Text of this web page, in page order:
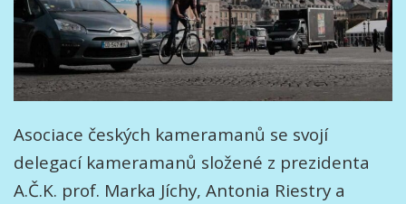
Asociace českých kameramanů se svojí
delegací kameramanů složené z prezidenta
A.Č.K. prof. Marka Jíchy, Antonia Riestry a